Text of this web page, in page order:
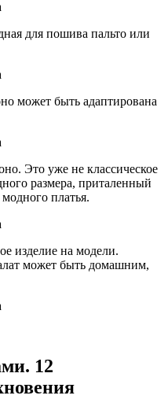
для пошива пальто или
может быть адаптирована
Это уже не классическое
размера, приталенный
платья.
изделие на модели.
может быть домашним,
12